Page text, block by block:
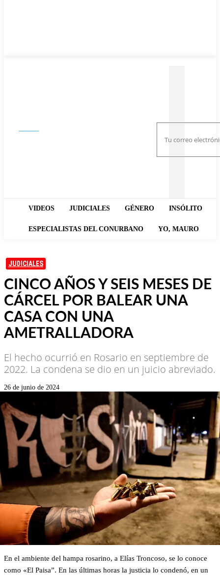
VIDEOS JUDICIALES GÉNERO INSÓLITO
ESPECIALISTAS DEL CONURBANO YO, MAURO
JUDICIALES
CINCO AÑOS Y SEIS MESES DE
CÁRCEL POR BALEAR UNA
CASA CON UNA
AMETRALLADORA
El hecho ocurrió en Rosario en septiembre de
2022. La condena se dio en un juicio abreviado.
26 de junio de 2024
En el ambiente del hampa rosarino, a Elías Troncoso, se lo conoce
como «El Paisa”. En las últimas horas la justicia lo condenó, en un